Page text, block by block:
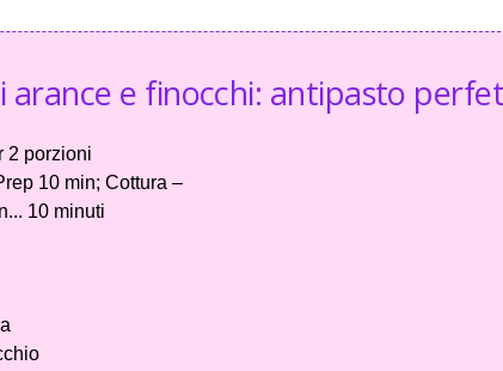
arance e finocchi: antipasto
2 porzioni
10 min; Cottura –
10 minuti